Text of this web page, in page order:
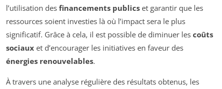
l’utilisation des financements publics et garantir que les
ressources soient investies là où l’impact sera le plus
significatif. Grâce à cela, il est possible de diminuer les coûts
sociaux et d’encourager les initiatives en faveur des
énergies renouvelables.
À travers une analyse régulière des résultats obtenus, les